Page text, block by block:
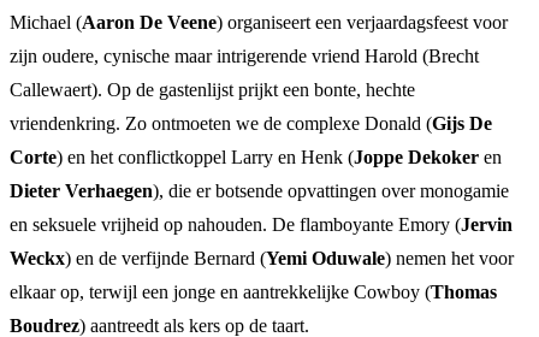
Michael (Aaron De Veene) organiseert een verjaardagsfeest voor
zijn oudere, cynische maar intrigerende vriend Harold (Brecht
Callewaert). Op de gastenlijst prijkt een bonte, hechte
vriendenkring. Zo ontmoeten we de complexe Donald (Gijs De
Corte) en het conflictkoppel Larry en Henk (Joppe Dekoker en
Dieter Verhaegen), die er botsende opvattingen over monogamie
en seksuele vrijheid op nahouden. De flamboyante Emory (Jervin
Weckx) en de verfijnde Bernard (Yemi Oduwale) nemen het voor
elkaar op, terwijl een jonge en aantrekkelijke Cowboy (Thomas
Boudrez) aantreedt als kers op de taart.